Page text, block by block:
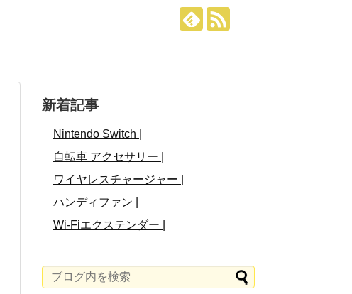
新着記事
Nintendo Switch |
自転車 アクセサリー |
ワイヤレスチャージャー |
ハンディファン |
Wi-Fiエクステンダー |